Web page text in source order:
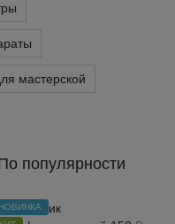
мастерской
популярности
НОВИНКА